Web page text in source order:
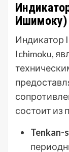
Ишимоку)
Индикатор
Ichimoku,
состоит из
Tenkan-